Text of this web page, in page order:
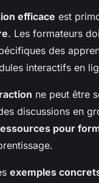
efficace est
. Les formateurs
des
interactifs en
ne peut être
discussions en
pour
exemples